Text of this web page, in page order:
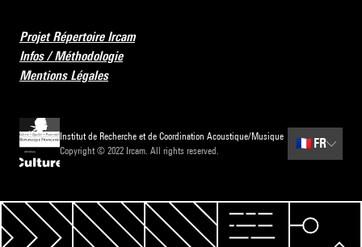
Projet Répertoire Ircam
Infos / Méthodologie
Mentions Légales
Institut de Recherche et de Coordination Acoustique/Musique
Copyright © 2022 Ircam. All rights reserved.
🇫🇷 FR